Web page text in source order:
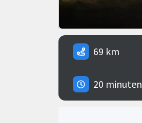
69 km
20 minuten